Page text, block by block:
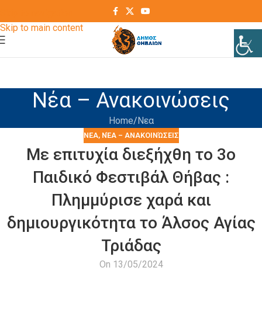
Skip to main content
Νέα – Ανακοινώσεις
Home Νεα
ΝΕΑ, ΝΈΑ – ΑΝΑΚΟΙΝΏΣΕΙΣ
Με επιτυχία διεξήχθη το 3ο
Παιδικό Φεστιβάλ Θήβας :
Πλημμύρισε χαρά και
δημιουργικότητα το Άλσος Αγίας
Τριάδας
On 13/05/2024